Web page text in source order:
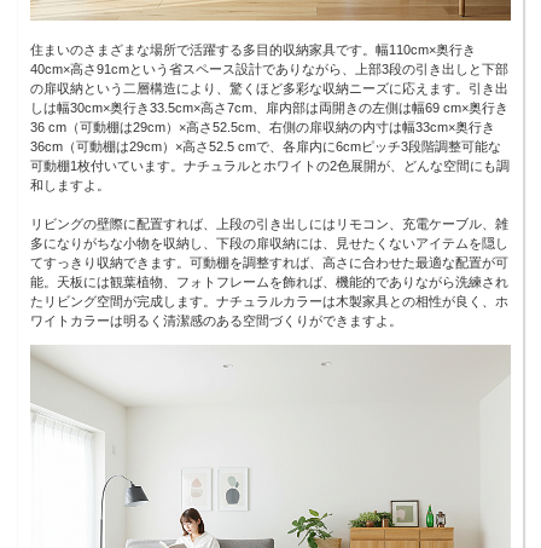
住まいのさまざまな場所で活躍する多目的収納家具です。幅110cm×奥行き
40cm×高さ91cmという省スペース設計でありながら、上部3段の引き出しと下部
の扉収納という二層構造により、驚くほど多彩な収納ニーズに応えます。引き出
しは幅30cm×奥行き33.5cm×高さ7cm、扉内部は両開きの左側は幅69 cm×奥行き
36 cm（可動棚は29cm）×高さ52.5cm、右側の扉収納の内寸は幅33cm×奥行き
36cm（可動棚は29cm）×高さ52.5 cmで、各扉内に6cmピッチ3段階調整可能な
可動棚1枚付いています。ナチュラルとホワイトの2色展開が、どんな空間にも調
和しますよ。
リビングの壁際に配置すれば、上段の引き出しにはリモコン、充電ケーブル、雑
多になりがちな小物を収納し、下段の扉収納には、見せたくないアイテムを隠し
てすっきり収納できます。可動棚を調整すれば、高さに合わせた最適な配置が可
能。天板には観葉植物、フォトフレームを飾れば、機能的でありながら洗練され
たリビング空間が完成します。ナチュラルカラーは木製家具との相性が良く、ホ
ワイトカラーは明るく清潔感のある空間づくりができますよ。